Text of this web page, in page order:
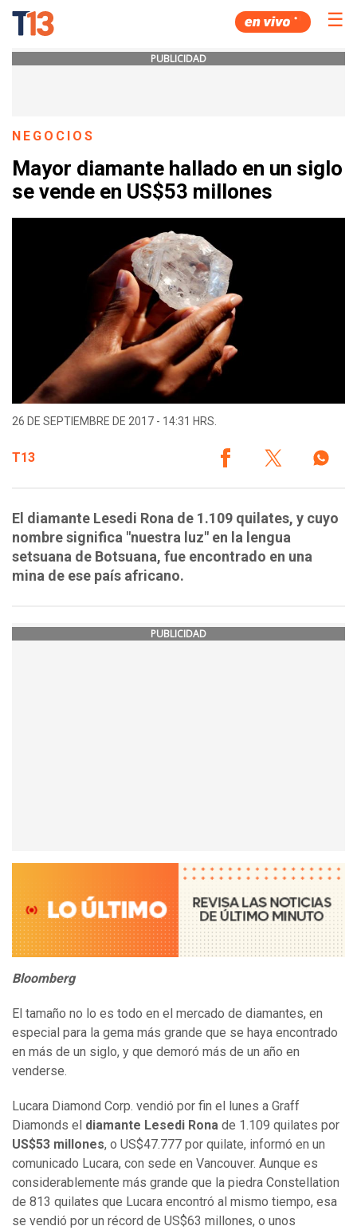
☰
PUBLICIDAD
NEGOCIOS
Mayor diamante hallado en un siglo
se vende en US$53 millones
26 DE SEPTIEMBRE DE 2017 - 14:31 HRS.
T13
El diamante Lesedi Rona de 1.109 quilates, y cuyo
nombre significa "nuestra luz" en la lengua
setsuana de Botsuana, fue encontrado en una
mina de ese país africano.
PUBLICIDAD
Bloomberg
El tamaño no lo es todo en el mercado de diamantes, en
especial para la gema más grande que se haya encontrado
en más de un siglo, y que demoró más de un año en
venderse.
Lucara Diamond Corp. vendió por fin el lunes a Graff
Diamonds el diamante Lesedi Rona de 1.109 quilates por
US$53 millones, o US$47.777 por quilate, informó en un
comunicado Lucara, con sede en Vancouver. Aunque es
considerablemente más grande que la piedra Constellation
de 813 quilates que Lucara encontró al mismo tiempo, esa
se vendió por un récord de US$63 millones, o unos